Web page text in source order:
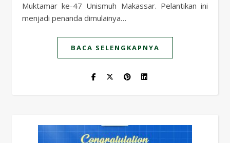
Muktamar ke-47 Unismuh Makassar. Pelantikan ini
menjadi penanda dimulainya…
BACA SELENGKAPNYA